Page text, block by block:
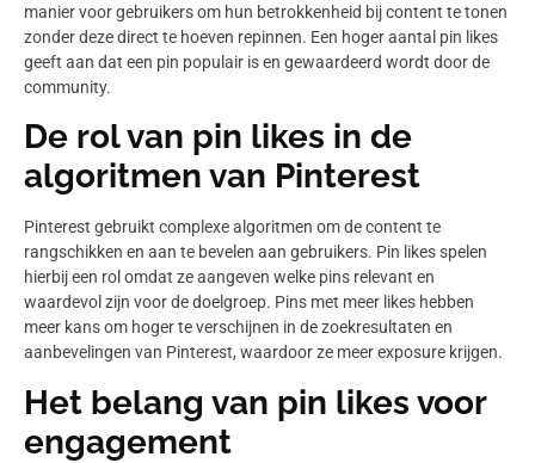
manier voor gebruikers om hun betrokkenheid bij content te tonen
zonder deze direct te hoeven repinnen. Een hoger aantal pin likes
geeft aan dat een pin populair is en gewaardeerd wordt door de
community.
De rol van pin likes in de
algoritmen van Pinterest
Pinterest gebruikt complexe algoritmen om de content te
rangschikken en aan te bevelen aan gebruikers. Pin likes spelen
hierbij een rol omdat ze aangeven welke pins relevant en
waardevol zijn voor de doelgroep. Pins met meer likes hebben
meer kans om hoger te verschijnen in de zoekresultaten en
aanbevelingen van Pinterest, waardoor ze meer exposure krijgen.
Het belang van pin likes voor
engagement